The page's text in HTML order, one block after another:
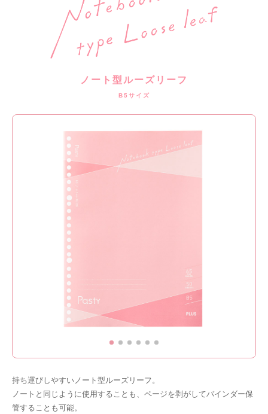
ノート型ルーズリーフ
B5サイズ
持ち運びしやすいノート型ルーズリーフ。
ノートと同じように使用することも、ページを剥がしてバインダー保
管することも可能。